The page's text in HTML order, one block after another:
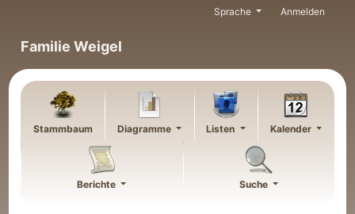
Familie Weigel
Sprache Anmelden
Stammbaum Diagramme Listen Kalender
Berichte Suche